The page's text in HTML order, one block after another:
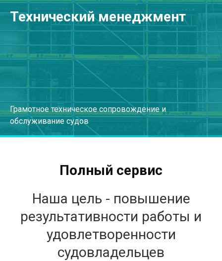
Перейти
Технический менеджмент
Грамотное техническое сопровождение и
обслуживание судов
Полный сервис
Наша цель - повышение
результативности работы и
удовлетворенности
судовладельцев